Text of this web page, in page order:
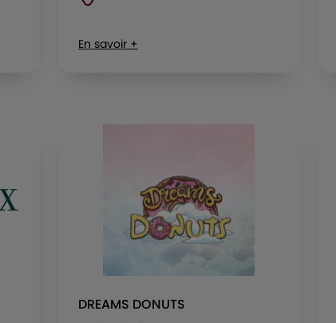
En savoir +
DREAMS DONUTS